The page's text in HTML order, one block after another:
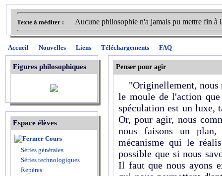
Texte à méditer : Aucune philosophie n'a jamais pu mettre fin à
Accueil Nouvelles Liens Téléchargements FAQ
Figures philosophiques
Espace élèves
Cours
Séries générales
Séries technologiques
Repères
Penser pour agir
"Originellement, nous
le moule de l'action
spéculation est un luxe,
Or, pour agir, nous
nous faisons un
mécanisme qui le
possible que si nous
Il faut que nous ayons